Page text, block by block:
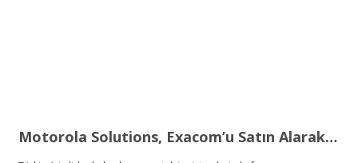
Motorola Solutions, Exacom’u Satın Alarak Kamu Güvenliği ve Siber Güvenlik Alanındaki Gücüne Güç Kattı